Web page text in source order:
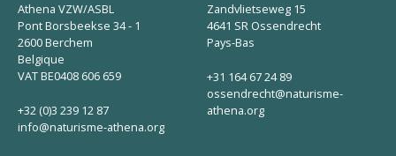
Athena VZW/ASBL
Pont Borsbeekse 34 - 1
2600 Berchem
Belgique
VAT BE0408 606 659
+32 (0)3 239 12 87
info@naturisme-athena.org
Zandvlietseweg 15
4641 SR Ossendrecht
Pays-Bas
+31 164 67 24 89
ossendrecht@naturisme-
athena.org